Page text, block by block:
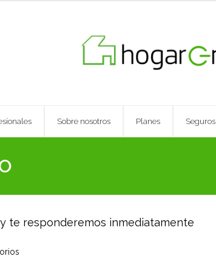
Sobre nosotros Planes Seguros
te responderemos inmediatamente